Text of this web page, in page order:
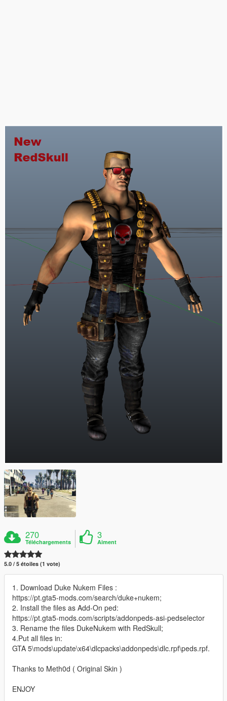
270
Téléchargements
3
Aiment
5.0 / 5 étoiles (1 vote)
1. Download Duke Nukem Files :
https://pt.gta5-mods.com/search/duke+nukem;
2. Install the files as Add-On ped:
https://pt.gta5-mods.com/scripts/addonpeds-asi-pedselector
3. Rename the files DukeNukem with RedSkull;
4.Put all files in:
GTA 5\mods\update\x64\dlcpacks\addonpeds\dlc.rpf\peds.rpf.
Thanks to Meth0d ( Original Skin )
ENJOY